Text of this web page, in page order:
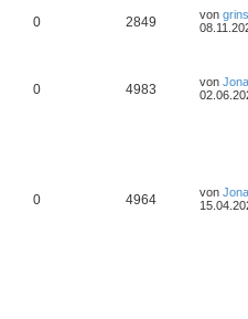
0 2849 von
0 4983 von
0 4964 von